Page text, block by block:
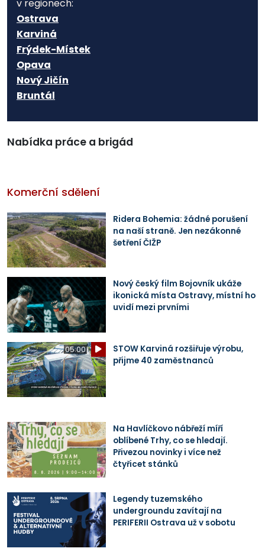
v regionech:
Ostrava
Karviná
Frýdek-Místek
Opava
Nový Jičín
Bruntál
Nabídka práce a brigád
Komerční sdělení
Ridera Bohemia: žádné porušení
na naší straně. Jen nezákonné
šetření ČIŽP
Nový český film Bojovník ukáže
ikonická místa Ostravy, místní ho
uvidí mezi prvními
05:00
STOW Karviná rozšiřuje výrobu,
přijme 40 zaměstnanců
Na Havlíčkovo nábřeží míří
oblíbené Trhy, co se hledají.
Přivezou novinky i více než
čtyřicet stánků
Legendy tuzemského
undergroundu zavítají na
PERIFERII Ostrava už v sobotu